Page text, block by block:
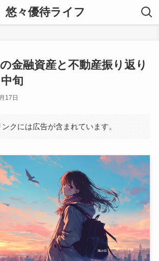
悠々優待ライフ
金融資産と不動産振り返り
旬
17日
クには広告が含まれています。